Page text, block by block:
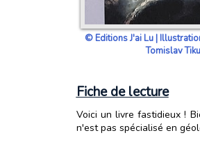
© Editions J'ai Lu |
Tomislav
Fiche de lecture
Voici un livre fastidieux !
n'est pas spécialisé en